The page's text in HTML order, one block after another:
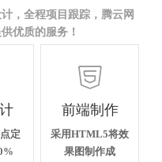
，全程项目跟踪，腾云网
优质的服务！
定

前端制作
采用HTML5将效
果图制作成